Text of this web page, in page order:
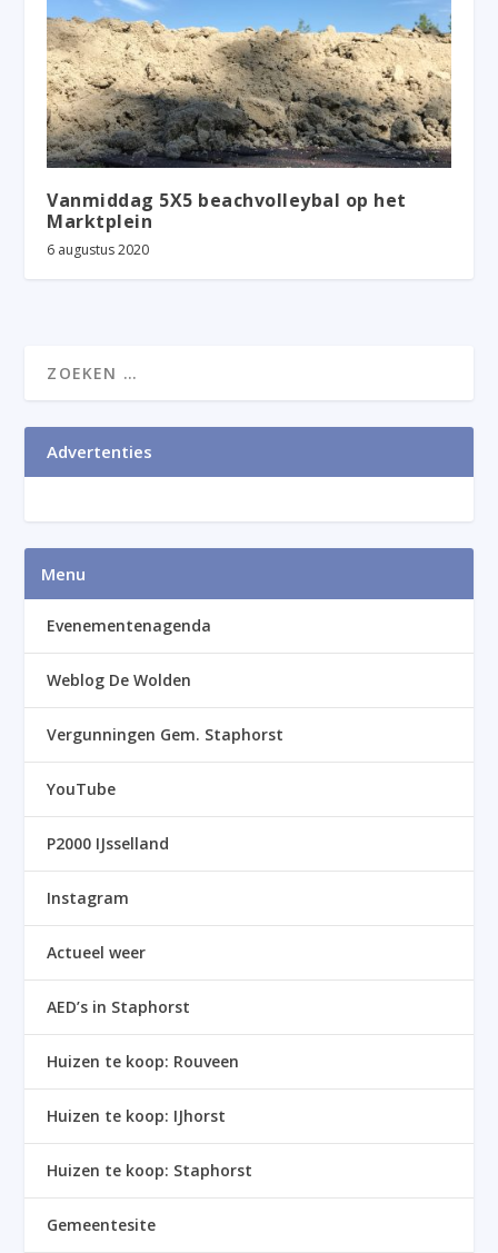
Vanmiddag 5X5 beachvolleybal op het
Marktplein
6 augustus 2020
Advertenties
Menu
Evenementenagenda
Weblog De Wolden
Vergunningen Gem. Staphorst
YouTube
P2000 IJsselland
Instagram
Actueel weer
AED’s in Staphorst
Huizen te koop: Rouveen
Huizen te koop: IJhorst
Huizen te koop: Staphorst
Gemeentesite